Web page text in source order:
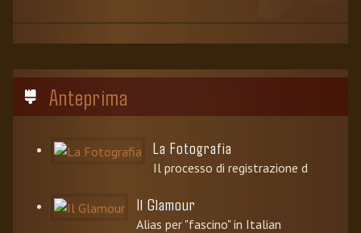
Anteprima
La Fotografia
Il processo di registrazione d
Il Glamour
Alias per "fascino" in Italian